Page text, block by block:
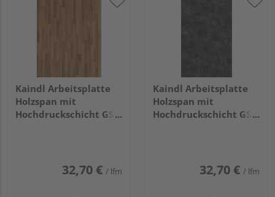
Kaindl Arbeitsplatte
Holzspan mit
Hochdruckschicht GS3
32,70 € / lfm
Kaindl Arbeitsplatte
Holzspan mit
Hochdruckschicht GS3
32,70 € / lfm